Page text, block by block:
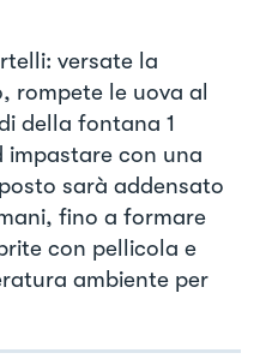
versate la
rompete le uova al
della fontana 1
impastare con una
sarà addensato
fino a formare
con pellicola e
ambiente per